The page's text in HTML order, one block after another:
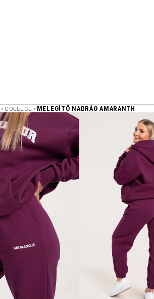
> COLLEGE > MELEGÍTŐ NADRÁG AMARANTH